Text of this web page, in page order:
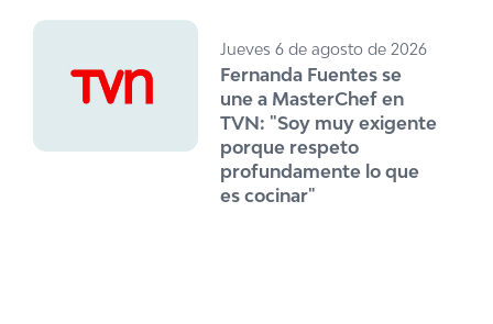
Jueves 6 de agosto de 2026
Fernanda Fuentes se
une a MasterChef en
TVN: "Soy muy exigente
porque respeto
profundamente lo que
es cocinar"